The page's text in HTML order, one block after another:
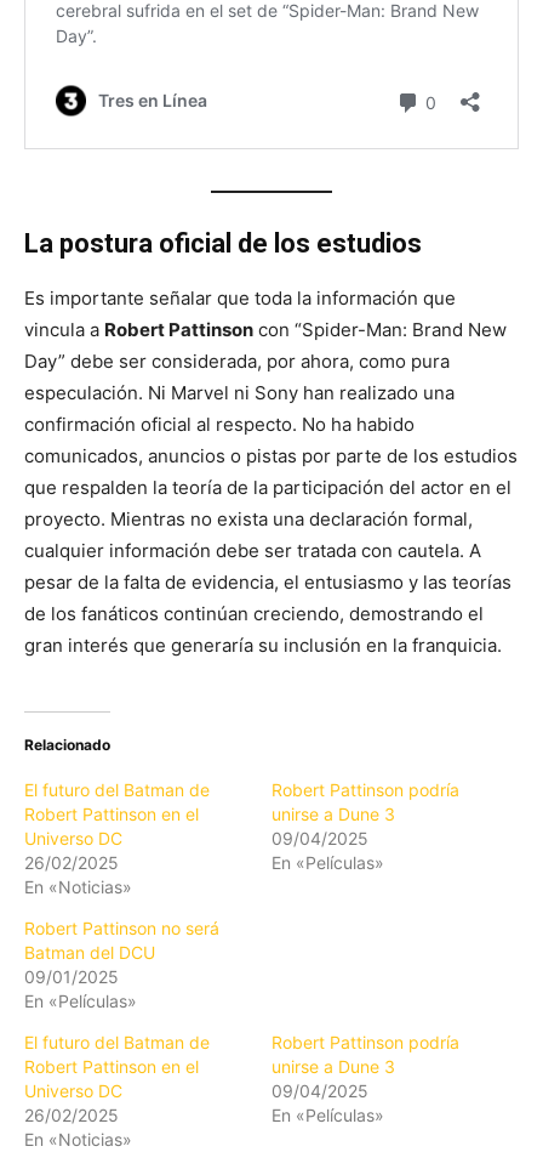
La postura oficial de los estudios
Es importante señalar que toda la información que
vincula a Robert Pattinson con “Spider-Man: Brand New
Day” debe ser considerada, por ahora, como pura
especulación. Ni Marvel ni Sony han realizado una
confirmación oficial al respecto. No ha habido
comunicados, anuncios o pistas por parte de los estudios
que respalden la teoría de la participación del actor en el
proyecto. Mientras no exista una declaración formal,
cualquier información debe ser tratada con cautela. A
pesar de la falta de evidencia, el entusiasmo y las teorías
de los fanáticos continúan creciendo, demostrando el
gran interés que generaría su inclusión en la franquicia.
Relacionado
El futuro del Batman de
Robert Pattinson en el
Universo DC
26/02/2025
En «Noticias»
Robert Pattinson podría
unirse a Dune 3
09/04/2025
En «Películas»
Robert Pattinson no será
Batman del DCU
09/01/2025
En «Películas»
El futuro del Batman de
Robert Pattinson en el
Universo DC
26/02/2025
En «Noticias»
Robert Pattinson podría
unirse a Dune 3
09/04/2025
En «Películas»